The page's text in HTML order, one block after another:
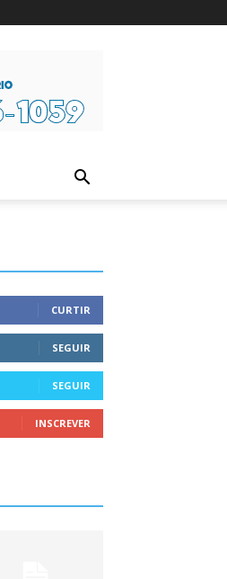
CURTIR
SEGUIR
SEGUIR
INSCREVER